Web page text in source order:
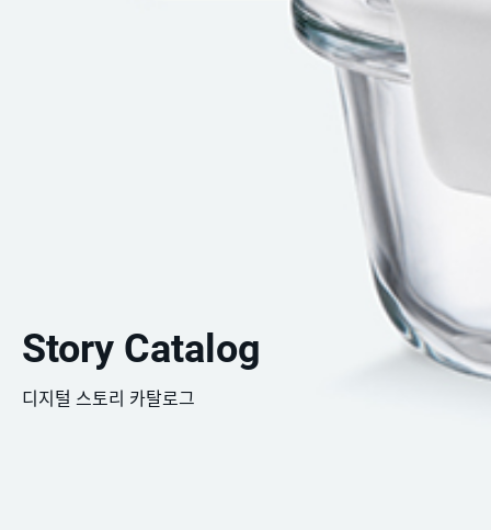
Story Catalog
디지털 스토리 카탈로그